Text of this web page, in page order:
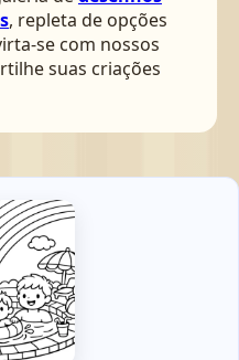
, repleta de opções
se com nossos
suas criações